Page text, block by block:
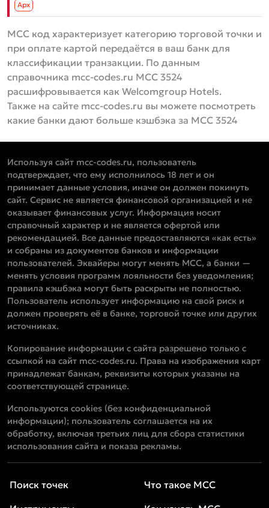
Aрх
MCC код характеризует категорию торговой точки и
при оплате картой передаётся в ваш банк для
классификации транзакции. По данным
справочника mcc-codes.ru MCC 3524
расшифровывается как Welcomgroup Hotels.
Также на сайте mcc-codes.ru вы можете посмотреть
какие банки дают больше кэшбэка за MCC 3524
Используя сайт mcc-codes.ru, пользователь
подтверждает, что ему исполнилось 18 лет и он
принимает данные условия, иначе он должен покинуть
сайт. Сервис не является финансовой организацией и не
оказывает финансовых услуг. Информация носит
справочный характер и не является офертой или
рекомендацией. Все данные предоставляются «как есть»
и собраны из документов банков и информации
пользователей. Эквайеры могут менять MCC, а банки —
менять условия программ лояльности без уведомления;
правила кэшбэка могут быть раскрыты не полностью.
Пользователь использует информацию на свой риск и
должен проверять её в банке, торговой точке или других
источниках.
Копирование информации с сайта разрешено только с
ссылкой на сайт mcc-codes.ru. Права на изображения карт
принадлежат банкам, реквизиты которых указаны на
соответствующей странице.
Используются cookies (без конфиденциальной
информации); пользователь соглашается на их
обработку, включая третьих лиц для сбора статистики
использования сайта и показа рекламы.
Поиск точек
Что такое MCC